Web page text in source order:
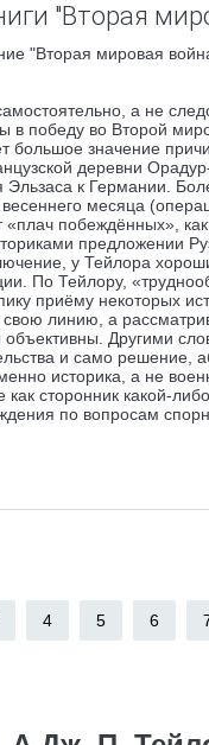
"Вторая
"Вторая мировая
а не
в победу во Второй
большое значение
деревни
к Германии.
месяца
побеждённых»,
предложении
у Тейлора
По Тейлору,
приёму некоторых
линию, а
Другими
и само решение,
историка, а не
сторонник какой-
по вопросам
4 5 6